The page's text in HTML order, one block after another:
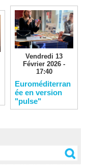
Vendredi 13
Février 2026 -
17:40
Euroméditerran
ée en version
"pulse"